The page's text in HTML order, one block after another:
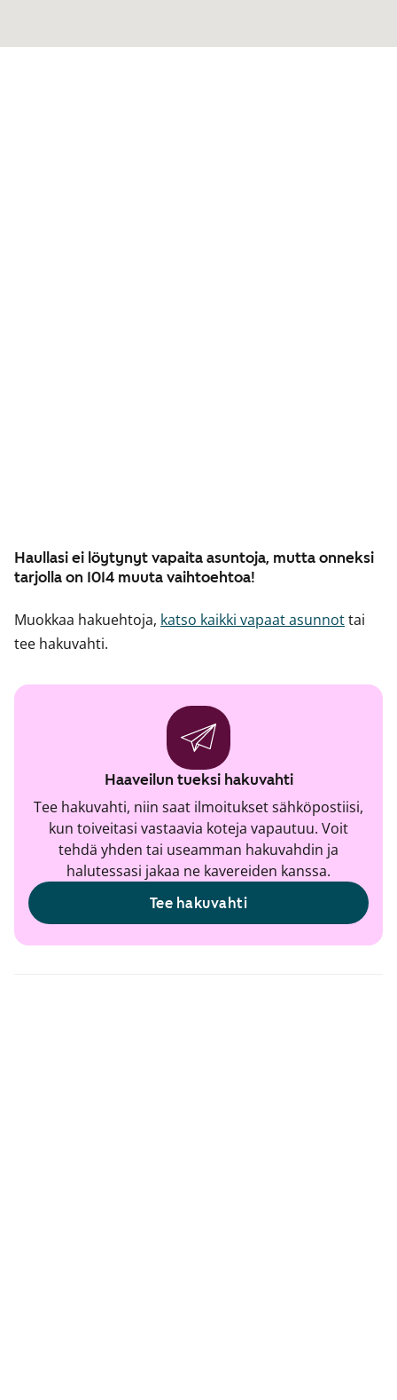
Haullasi ei löytynyt vapaita asuntoja, mutta onneksi
tarjolla on 1014 muuta vaihtoehtoa!
Muokkaa hakuehtoja, katso kaikki vapaat asunnottai
tee hakuvahti.
Haaveilun tueksi hakuvahti
Tee hakuvahti, niin saat ilmoitukset sähköpostiisi,
kun toiveitasi vastaavia koteja vapautuu. Voit
tehdä yhden tai useamman hakuvahdin ja
halutessasi jakaa ne kavereiden kanssa.
Tee hakuvahti